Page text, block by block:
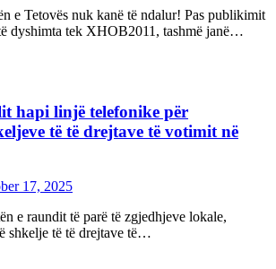
e Tetovës nuk kanë të ndalur! Pas publikimit
dyshimta tek XHOB2011, tashmë janë…
hapi linjë telefonike për
të të drejtave të votimit në
17, 2025
e raundit të parë të zgjedhjeve lokale,
shkelje të të drejtave të…